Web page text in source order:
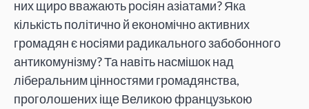
них щиро вважають росіян азіатами? Яка
кількість політично й економічно активних
громадян є носіями радикального забобонного
антикомунізму? Та навіть насмішок над
ліберальним цінностями громадянства,
проголошених іще Великою французькою